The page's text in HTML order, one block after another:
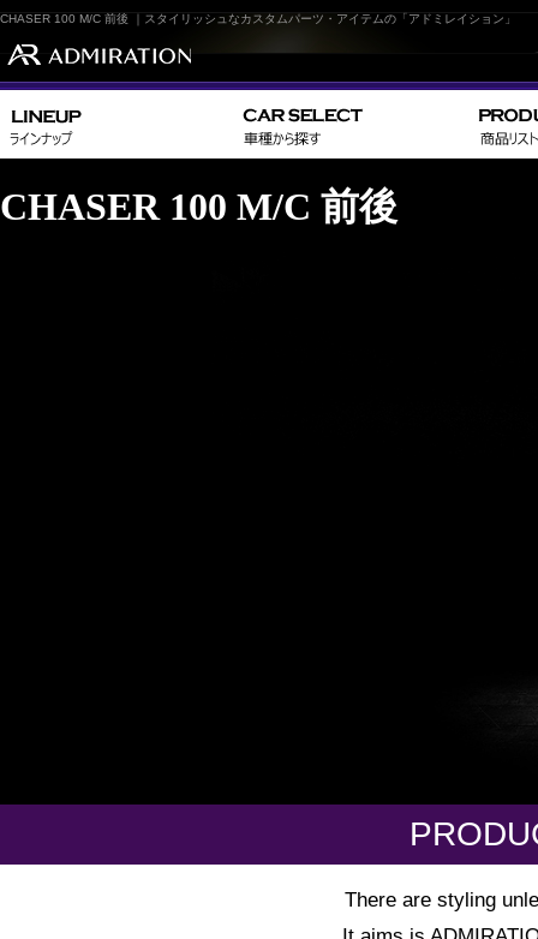
CHASER 100 M/C 前後 ｜スタイリッシュなカスタムパーツ・アイテムの「アドミレイション」
CHASER 100 M/C 前後
There are styling